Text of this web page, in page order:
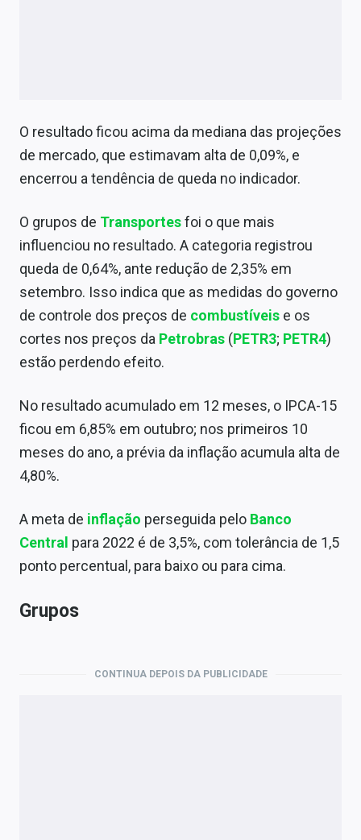
Sobre
Contato
O resultado ficou acima da mediana das projeções
de mercado, que estimavam alta de 0,09%, e
encerrou a tendência de queda no indicador.
O grupos de Transportesfoi o que mais
influenciou no resultado. A categoria registrou
queda de 0,64%, ante redução de 2,35% em
setembro. Isso indica que as medidas do governo
de controle dos preços de combustíveis e os
cortes nos preços da Petrobras (PETR3; PETR4)
estão perdendo efeito.
No resultado acumulado em 12 meses, o IPCA-15
ficou em 6,85% em outubro; nos primeiros 10
meses do ano, a prévia da inflação acumula alta de
4,80%.
A meta de inflação perseguida pelo Banco
Central para 2022 é de 3,5%, com tolerância de 1,5
ponto percentual, para baixo ou para cima.
Grupos
CONTINUA DEPOIS DA PUBLICIDADE